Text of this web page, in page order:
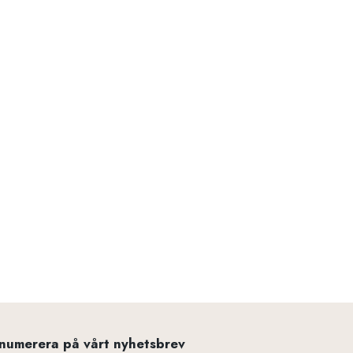
på vårt nyhetsbrev